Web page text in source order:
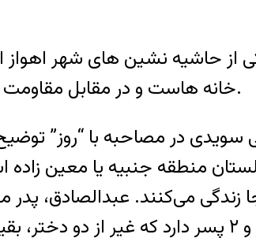
از حاشیه نشین های شهر
خانه هاست و در مقابل مقاومت صاحبان خانه ها، با بولدوزر و تراکتور اقدام به تخریب خانه ها کرده است.
در مصاحبه با “روز”
منطقه جنبیه یا معین
۳۰ خانوار آنجا زندگی می‌کنند.
ساخته برای خانواده‌اش. او ۸ دختر و ۲